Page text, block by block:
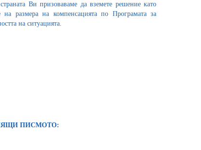
Ви призоваваме да вземете решение като
размера на компенсацията по Програмата за
на ситуацията.
ПИСМОТО: